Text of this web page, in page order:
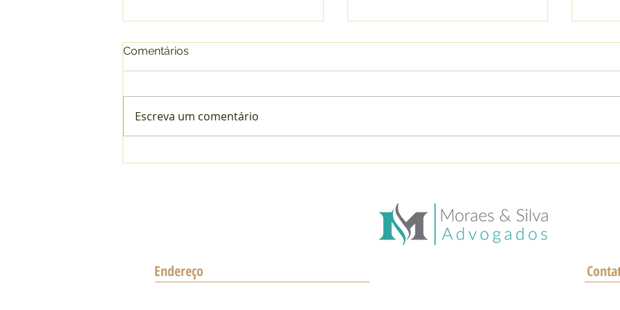
mais cedo!
Comentários
Escreva um comentário
Endereço